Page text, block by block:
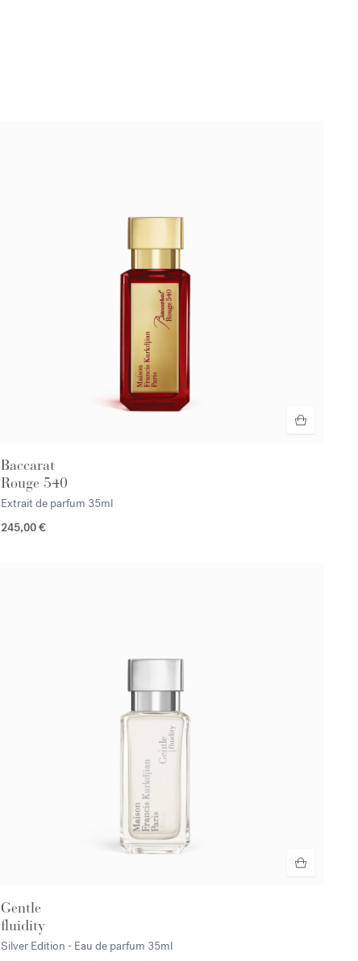
Baccarat
Rouge 540
Extrait de parfum 35ml
245,00 €
Gentle
fluidity
Silver Edition - Eau de parfum 35ml